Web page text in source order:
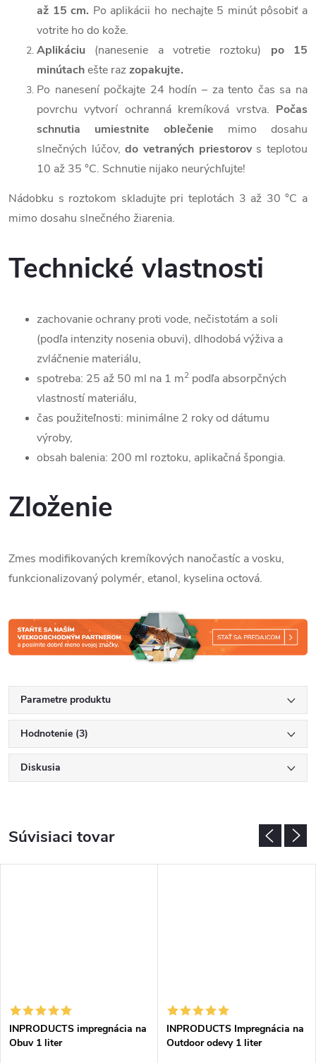
až 15 cm. Po aplikácii ho nechajte 5 minút pôsobiť a
votrite ho do kože.
Aplikáciu (nanesenie a votretie roztoku) po 15
minútachešte razzopakujte.
Po nanesení počkajte 24 hodín – za tento čas sa na
povrchu vytvorí ochranná kremíková vrstva. Počas
schnutia umiestnite oblečenie mimo dosahu
slnečných lúčov,do vetraných priestorovs teplotou
10 až 35 °C. Schnutie nijako neurýchľujte!
Nádobku s roztokom skladujte pri teplotách 3 až 30 °C a
mimo dosahu slnečného žiarenia.
Technické vlastnosti
zachovanie ochrany proti vode, nečistotám a soli
(podľa intenzity nosenia obuvi), dlhodobá výživa a
zvláčnenie materiálu,
spotreba: 25 až 50 ml na 1 m2 podľa absorpčných
vlastností materiálu,
čas použiteľnosti: minimálne 2 roky od dátumu
výroby,
obsah balenia: 200 ml roztoku, aplikačná špongia.
Zloženie
Zmes modifikovaných kremíkových nanočastíc a vosku,
funkcionalizovaný polymér, etanol, kyselina octová.
Parametre produktu
Hodnotenie (3)
Diskusia
Súvisiaci tovar
INPRODUCTS impregnácia na
Obuv 1 liter
INPRODUCTS Impregnácia na
Outdoor odevy 1 liter